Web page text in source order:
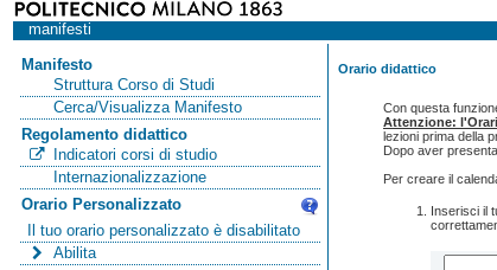
manifesti
Manifesto
Struttura Corso di Studi
Cerca/Visualizza Manifesto
Regolamento didattico
Indicatori corsi di studio
Internazionalizzazione
Orario Personalizzato
Il tuo orario personalizzato è disabilitato
Abilita
Orario didattico
Con questa
Attenzione:
lezioni prima della
Dopo aver
Per creare il
Inserisci il